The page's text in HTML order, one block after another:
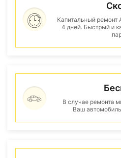
Капитальный ремонт
4 дней. Быстрый и
В случае ремонта
Ваш